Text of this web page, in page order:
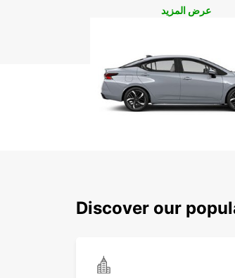
عرض المزيد
Discover our